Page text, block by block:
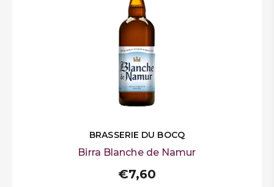
BRASSERIE DU BOCQ
Birra Blanche de Namur
€7,60